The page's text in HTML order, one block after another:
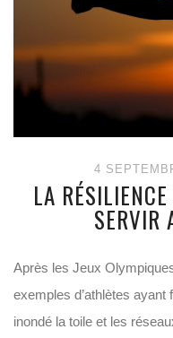
4
LA
SERVIR
Après les Jeux
exemples d’athlètes
inondé la toile et les